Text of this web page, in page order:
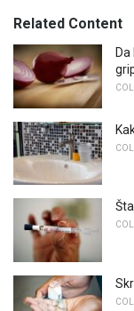
Related Content